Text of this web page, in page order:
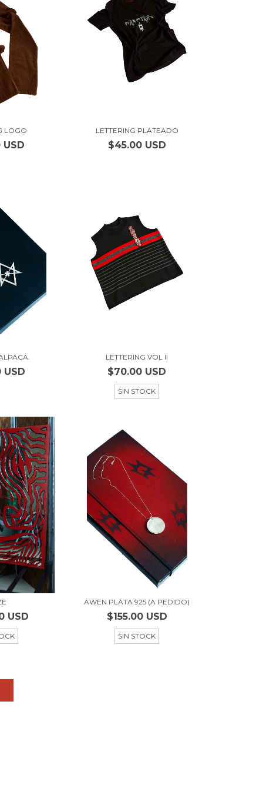
LOGO LETTERING PLATEADO
$45.00 USD
USD
LETTERING VOL II
$70.00 USD
SIN STOCK
USD
AWEN PLATA 925 (A PEDIDO)
$155.00 USD
SIN STOCK